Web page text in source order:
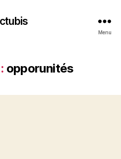
Menu
opporunités